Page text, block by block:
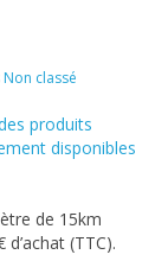
Non classé
produits
disponibles
de 15km
(TTC).